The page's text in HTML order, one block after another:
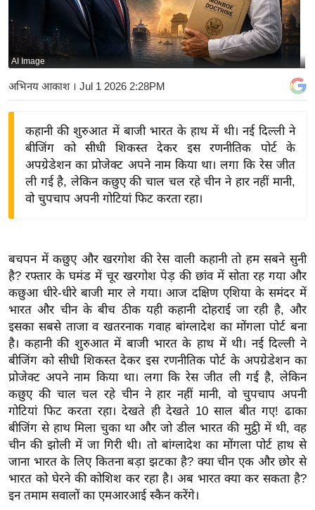
ष्ट्री
य
बि
ज़
ने
द्यो
वि
शे
ष
ज्ञ
रा
य
ब
ज
ट
खे
ल
क्रि
के
ट
AI Image
अभिनय आकाश। Jul 1 2026 2:28PM
कहानी की शुरुआत में बाजी भारत के हाथ में थी। नई दिल्ली ने
बीजिंग को सीधी शिकस्त देकर इस रणनीतिक पोर्ट के
अपग्रेडेशन का प्रोजेक्ट अपने नाम किया था। लगा कि रेस जीत
ली गई है, लेकिन कछुए की चाल चल रहे चीन ने हार नहीं मानी,
वो चुपचाप अपनी गोटियां फिट करता रहा।
बचपन में कछुए और खरगोश की रेस वाली कहानी तो हम सबने सुनी
है? रफ्तार के घमंड में चूर खरगोश पेड़ की छांव में सोता रह गया और
कछुआ धीरे-धीरे बाजी मार ले गया। आज दक्षिण एशिया के समंदर में
भारत और चीन के बीच ठीक यही कहानी दोहराई जा रही है, और
इसका सबसे ताजा व खतरनाक गवाह बांग्लादेश का मोंगला पोर्ट बना
है। कहानी की शुरुआत में बाजी भारत के हाथ में थी। नई दिल्ली ने
बीजिंग को सीधी शिकस्त देकर इस रणनीतिक पोर्ट के अपग्रेडेशन का
प्रोजेक्ट अपने नाम किया था। लगा कि रेस जीत ली गई है, लेकिन
कछुए की चाल चल रहे चीन ने हार नहीं मानी, वो चुपचाप अपनी
गोटियां फिट करता रहा। देखते ही देखते 10 साल बीत गए! ढाका
बीजिंग से हाथ मिला चुका था और जो डील भारत की मुट्ठी में थी, वह
चीन की झोली में जा गिरी थी। तो बांग्लादेश का मोंगला पोर्ट हाथ से
जाना भारत के लिए कितना बड़ा झटका है? क्या चीन एक और छोर से
भारत को घेरने की कोशिश कर रहा है। अब भारत क्या कर सकता है?
इन तमाम सवालों का एमआरआई स्कैन करेंगे।